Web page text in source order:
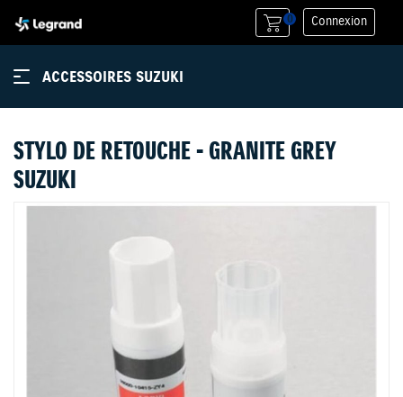
0 Connexion
ACCESSOIRES SUZUKI
STYLO DE RETOUCHE - GRANITE GREY
SUZUKI